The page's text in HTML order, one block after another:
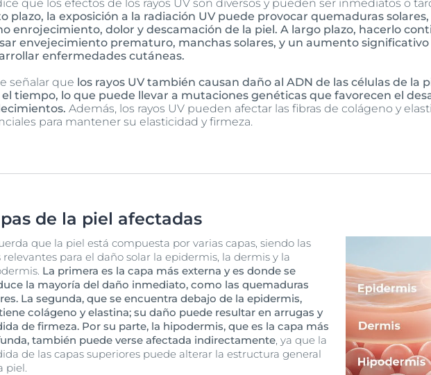
que los efectos de los rayos UV son diversos y pueden ser inmediatos o
plazo, la exposición a la radiación UV puede provocar quemaduras
enrojecimiento, dolor y descamación de la piel. A largo plazo, hacerlo
envejecimiento prematuro, manchas solares, y un aumento significativo
enfermedades cutáneas.
señalar que los rayos UV también causan daño al ADN de las células de la
tiempo, lo que puede llevar a mutaciones genéticas que favorecen el
Además, los rayos UV pueden afectar las fibras de colágeno y
para mantener su elasticidad y firmeza.
de la piel afectadas
que la piel está compuesta por varias capas, siendo las
relevantes para el daño solar la epidermis, la dermis y la
La primera es la capa más externa y es donde se
la mayoría del daño inmediato, como las quemaduras
La segunda, que se encuentra debajo de la epidermis,
colágeno y elastina; su daño puede resultar en arrugas y
de firmeza. Por su parte, la hipodermis, que es la capa más
también puede verse afectada indirectamente , ya que la
de las capas superiores puede alterar la estructura general
piel.